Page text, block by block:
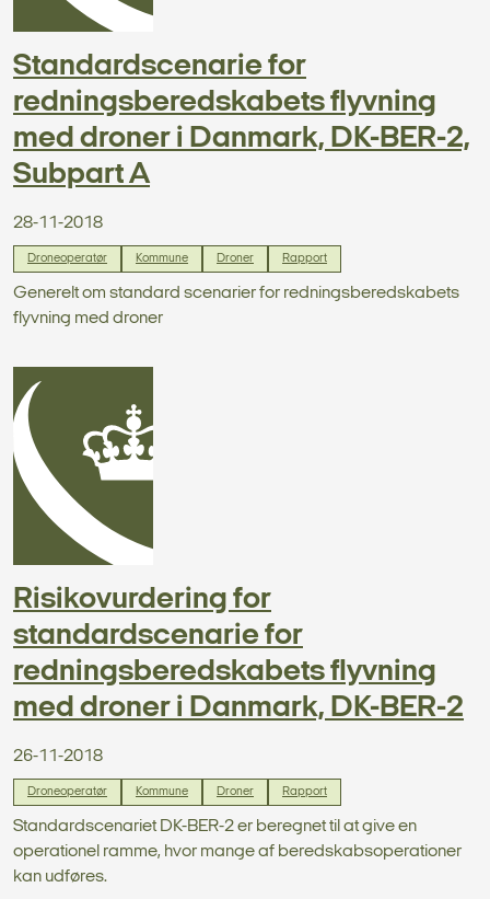
Standardscenarie for
redningsberedskabets flyvning
med droner i Danmark, DK-BER-2,
Subpart A
28-11-2018
Droneoperatør Kommune Droner Rapport
Generelt om standard scenarier for redningsberedskabets
flyvning med droner
Risikovurdering for
standardscenarie for
redningsberedskabets flyvning
med droner i Danmark, DK-BER-2
26-11-2018
Droneoperatør Kommune Droner Rapport
Standardscenariet DK-BER-2 er beregnet til at give en
operationel ramme, hvor mange af beredskabsoperationer
kan udføres.